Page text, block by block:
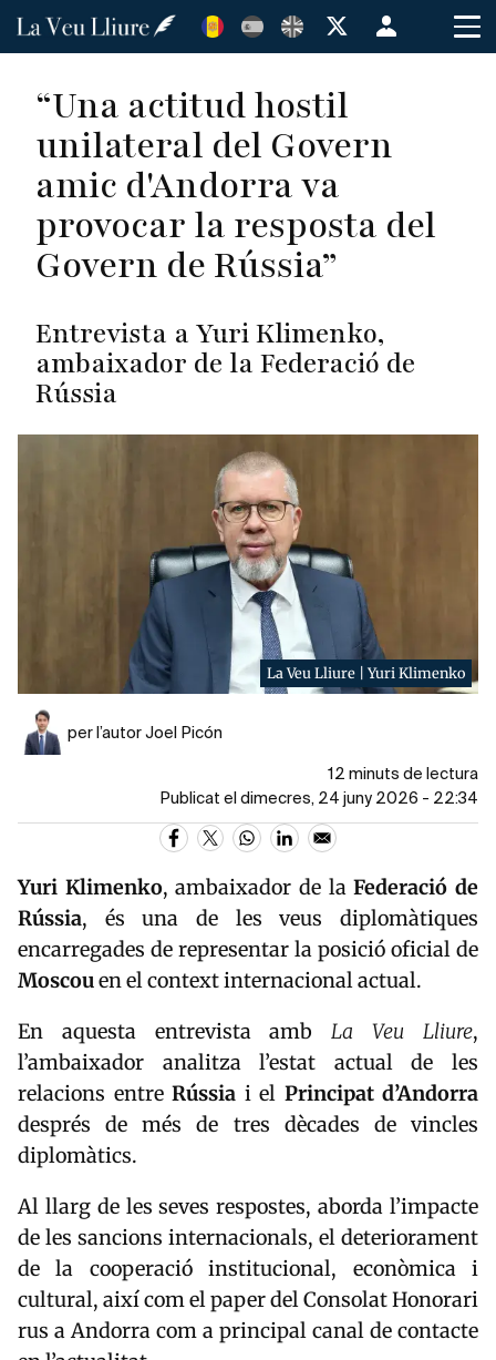
Vés
Menú
de
usuario
“Una actitud hostil
unilateral del Govern
amic d'Andorra va
provocar la resposta del
Govern de Rússia”
Entrevista a Yuri Klimenko,
ambaixador de la Federació de
Rússia
La Veu Lliure | Yuri Klimenko
per l’autor Joel Picón
12 minuts de lectura
Publicat el dimecres, 24 juny 2026 - 22:34
Yuri Klimenko, ambaixador de laFederació de
Rússia, és una de les veus diplomàtiques
encarregades de representar la posició oficial de
Moscouen el context internacional actual.
En aquesta entrevista ambLa Veu Lliure,
l’ambaixador analitza l’estat actual de les
relacions entre Rússia i el Principat d’Andorra
després de més de tres dècades de vincles
diplomàtics.
Al llarg de les seves respostes, aborda l’impacte
de les sancions internacionals, el deteriorament
de la cooperació institucional, econòmica i
cultural, així com el paper del Consolat Honorari
rus a Andorra com a principal canal de contacte